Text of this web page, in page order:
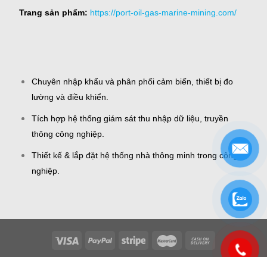
Trang sản phẩm: https://port-oil-gas-marine-mining.com/
Chuyên nhập khẩu và phân phối cảm biến, thiết bị đo
lường và điều khiển.
Tích hợp hệ thống giám sát thu nhập dữ liệu, truyền
thông công nghiệp.
Thiết kế & lắp đặt hệ thống nhà thông minh trong công
nghiệp.